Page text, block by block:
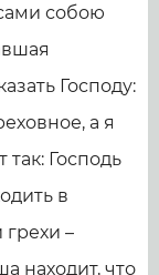
собою
Господу:
а я
так: Господь
в
грехи –
находит, что